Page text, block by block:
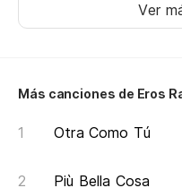
Ver
Más canciones de Eros
Otra Como Tú
Più Bella Cosa